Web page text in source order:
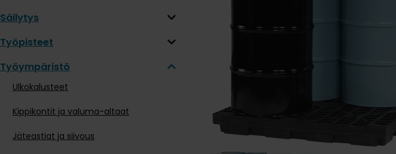
Säilytys
Työpisteet
Työympäristö
Ulkokalusteet
Kippikontit ja valuma-altaat
Jäteastiat ja siivous